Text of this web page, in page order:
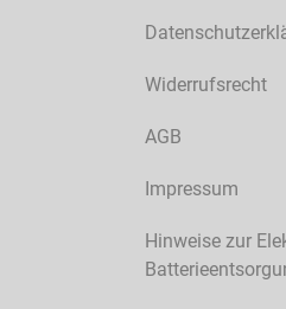
Widerrufsrecht
AGB
Impressum
Hinweise zur